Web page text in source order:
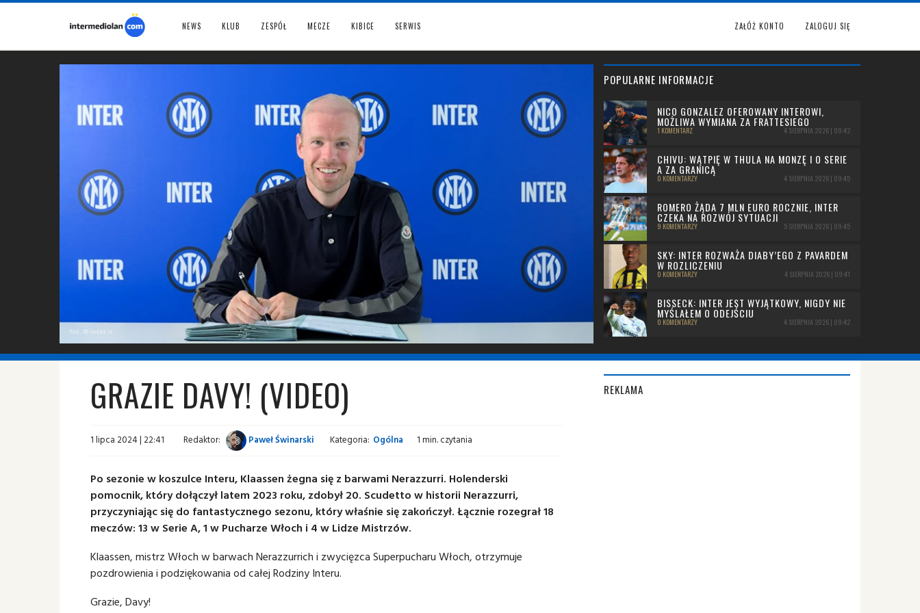
NEWS KLUB ZESPÓŁ MECZE KIBICE SERWIS ZAŁÓŻ KONTO ZALOGUJ SIĘ
fot. © inter.it
POPULARNE INFORMACJE
NICO GONZALEZ OFEROWANY INTEROWI,
MOŻLIWA WYMIANA ZA FRATTESIEGO
1 KOMENTARZ 4 SIERPNIA 2026 | 09:42
CHIVU: WĄTPIĘ W THULA NA MONZĘ I O SERIE
A ZA GRANICĄ
0 KOMENTARZY 4 SIERPNIA 2026 | 09:45
ROMERO ŻĄDA 7 MLN EURO ROCZNIE, INTER
CZEKA NA ROZWÓJ SYTUACJI
9 KOMENTARZY 5 SIERPNIA 2026 | 09:45
SKY: INTER ROZWAŻA DIABY’EGO Z PAVARDEM
W ROZLICZENIU
0 KOMENTARZY 4 SIERPNIA 2026 | 09:41
BISSECK: INTER JEST WYJĄTKOWY, NIGDY NIE
MYŚLAŁEM O ODEJŚCIU
0 KOMENTARZY 4 SIERPNIA 2026 | 09:42
GRAZIE DAVY! (VIDEO)
1 lipca 2024 | 22:41 Redaktor: Paweł Świnarski Kategoria: Ogólna 1 min. czytania
Po sezonie w koszulce Interu, Klaassen żegna się z barwami Nerazzurri. Holenderski
pomocnik, który dołączył latem 2023 roku, zdobył 20. Scudetto w historii Nerazzurri,
przyczyniając się do fantastycznego sezonu, który właśnie się zakończył. Łącznie rozegrał 18
meczów: 13 w Serie A, 1 w Pucharze Włoch i 4 w Lidze Mistrzów.
Klaassen, mistrz Włoch w barwach Nerazzurrich i zwycięzca Superpucharu Włoch, otrzymuje
pozdrowienia i podziękowania od całej Rodziny Interu.
Grazie, Davy!
REKLAMA